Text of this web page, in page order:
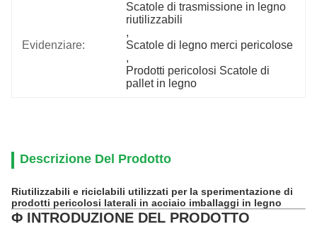
Evidenziare:
Scatole di trasmissione in legno
riutilizzabili
,
Scatole di legno merci pericolose
,
Prodotti pericolosi Scatole di
pallet in legno
Descrizione Del Prodotto
Riutilizzabili e riciclabili utilizzati per la sperimentazione di
prodotti pericolosi laterali in acciaio imballaggi in legno
Φ INTRODUZIONE DEL PRODOTTO